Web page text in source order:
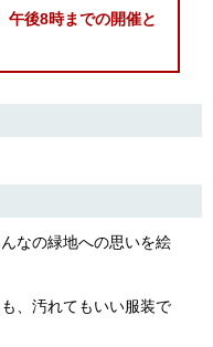
午後8時までの開催と
なの緑地への思いを絵
、汚れてもいい服装で